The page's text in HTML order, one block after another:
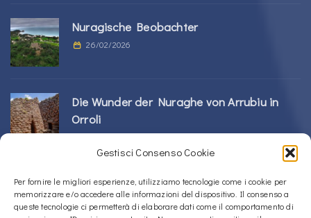
Gestisci Consenso Cookie
Per fornire le migliori esperienze, utilizziamo tecnologie come i cookie per
memorizzare e/o accedere alle informazioni del dispositivo. Il consenso a
queste tecnologie ci permetterà di elaborare dati come il comportamento di
Nuragische Beobachter
26/02/2026
Die Wunder der Nuraghe von Arrubiu in
Orroli
24/02/2026
Sos Nurattolos Nuragic-Komplex in Alà dei
Sardi
23/02/2026